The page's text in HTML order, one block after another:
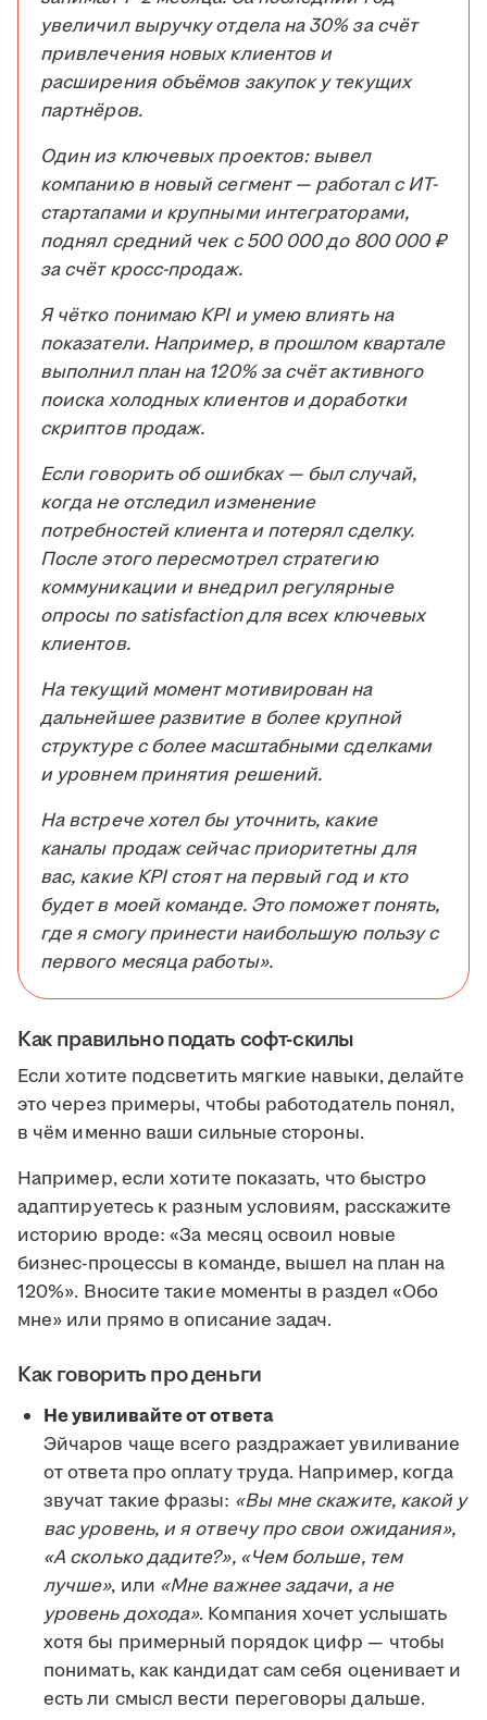
увеличил выручку отдела на 30% за счёт
привлечения новых клиентов и
расширения объёмов закупок у текущих
партнёров.
Один из ключевых проектов: вывел
компанию в новый сегмент — работал с ИТ-
стартапами и крупными интеграторами,
поднял средний чек с 500 000 до 800 000 ₽
за счёт кросс-продаж.
Я чётко понимаю KPI и умею влиять на
показатели. Например, в прошлом квартале
выполнил план на 120% за счёт активного
поиска холодных клиентов и доработки
скриптов продаж.
Если говорить об ошибках — был случай,
когда не отследил изменение
потребностей клиента и потерял сделку.
После этого пересмотрел стратегию
коммуникации и внедрил регулярные
опросы по satisfaction для всех ключевых
клиентов.
На текущий момент мотивирован на
дальнейшее развитие в более крупной
структуре с более масштабными сделками
и уровнем принятия решений.
На встрече хотел бы уточнить, какие
каналы продаж сейчас приоритетны для
вас, какие KPI стоят на первый год и кто
будет в моей команде. Это поможет понять,
где я смогу принести наибольшую пользу с
первого месяца работы».
Как правильно подать софт-скилы
Если хотите подсветить мягкие навыки, делайте
это через примеры, чтобы работодатель понял,
в чём именно ваши сильные стороны.
Например, если хотите показать, что быстро
адаптируетесь к разным условиям, расскажите
историю вроде: «За месяц освоил новые
бизнес-процессы в команде, вышел на план на
120%». Вносите такие моменты в раздел «Обо
мне» или прямо в описание задач.
Как говорить про деньги
Не увиливайте от ответа
Эйчаров чаще всего раздражает увиливание
от ответа про оплату труда. Например, когда
звучат такие фразы: «Вы мне скажите, какой у
вас уровень, и я отвечу про свои ожидания»,
«А сколько дадите?», «Чем больше, тем
лучше», или «Мне важнее задачи, а не
уровень дохода». Компания хочет услышать
хотя бы примерный порядок цифр — чтобы
понимать, как кандидат сам себя оценивает и
есть ли смысл вести переговоры дальше.